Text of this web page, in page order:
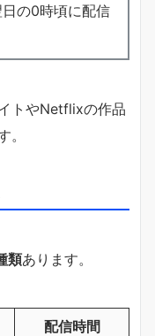
の0時頃に配信
トやNetflixの作品
。
類あります。
配信時間